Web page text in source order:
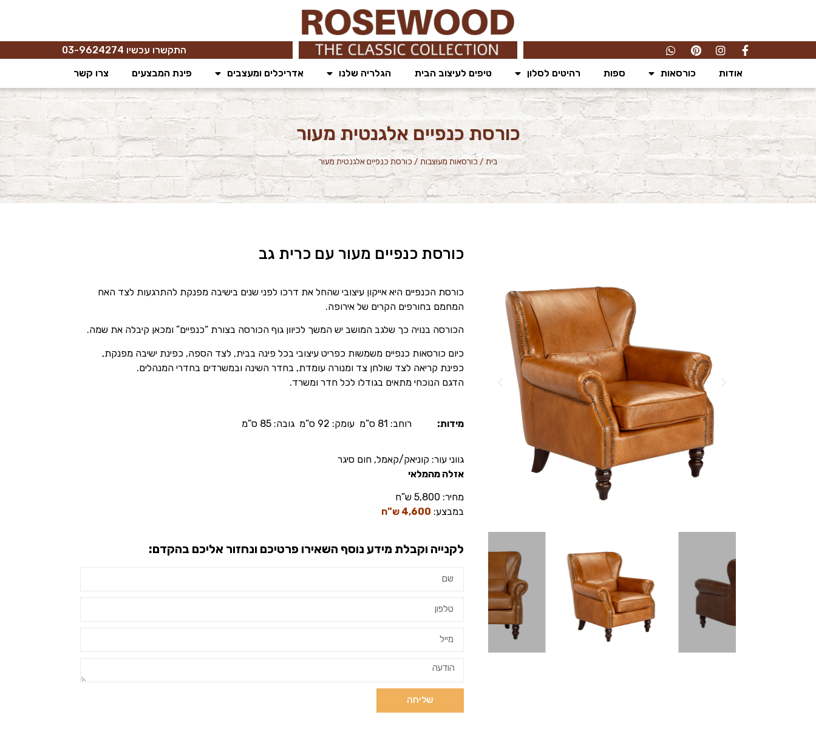
התקשרו עכשיו 03-9624274
אודות כורסאות ספות רהיטים לסלון טיפים לעיצוב הבית הגלריה שלנו אדריכלים ומעצבים פינת המבצעים צרו קשר
כורסת כנפיים אלגנטית מעור
בית / כורסאות מעוצבות / כורסת כנפיים אלגנטית מעור
כורסת כנפיים מעור עם כרית גב
כורסת הכנפיים היא אייקון עיצובי שהחל את דרכו לפני שנים בישיבה מפנקת להתרגעות לצד האח
המחמם בחורפים הקרים של אירופה.
הכורסה בנויה כך שלגב המושב יש המשך לכיוון גוף הכורסה בצורת “כנפיים” ומכאן קיבלה את שמה.
כיום כורסאות כנפיים משמשות כפריט עיצובי בכל פינה בבית, לצד הספה, כפינת ישיבה מפנקת,
כפינת קריאה לצד שולחן צד ומנורה עומדת, בחדר השינה ובמשרדים בחדרי המנהלים.
הדגם הנוכחי מתאים בגודלו לכל חדר ומשרד.
מידות: רוחב: 81 ס”מ עומק: 92 ס”מ גובה: 85 ס”מ
גווני עור: קוניאק/קאמל, חום סיגר
אזלה מהמלאי
מחיר: 5,800 ש”ח
במבצע: 4,600 ש”ח
לקנייה וקבלת מידע נוסף השאירו פרטיכם ונחזור אליכם בהקדם:
שליחה